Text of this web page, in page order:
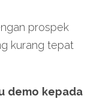
prospek
kurang tepat
demo kepada